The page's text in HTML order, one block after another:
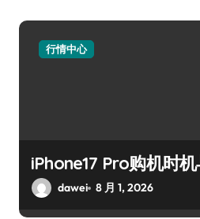
行情中心
iPhone17 Pro购机时
dawei 8 月 1, 2026